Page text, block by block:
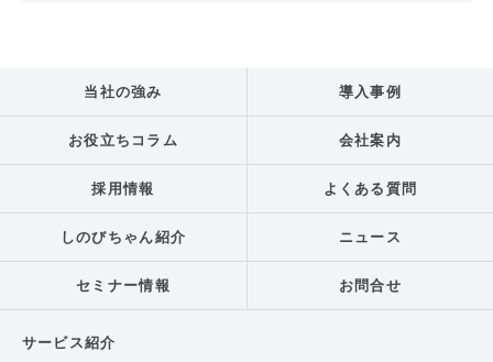
当社の強み 導入事例
お役立ちコラム 会社案内
採用情報 よくある質問
しのびちゃん紹介 ニュース
セミナー情報 お問合せ
サービス紹介